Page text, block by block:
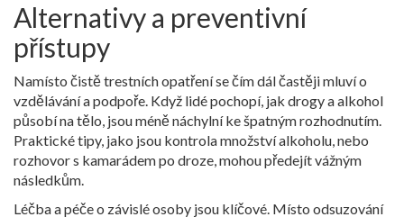
Alternativy a preventivní
přístupy
Namísto čistě trestních opatření se čím dál častěji mluví o
vzdělávání a podpoře. Když lidé pochopí, jak drogy a alkohol
působí na tělo, jsou méně náchylní ke špatným rozhodnutím.
Praktické tipy, jako jsou kontrola množství alkoholu, nebo
rozhovor s kamarádem po droze, mohou předejít vážným
následkům.
Léčba a péče o závislé osoby jsou klíčové. Místo odsuzování